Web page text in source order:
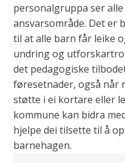
personalgruppa ser
ansvarsområde. Det er
til at alle barn får leike
undring og
det pedagogiske
føresetnader, også når
støtte i ei kortare eller
kommune kan bidra
hjelpe dei tilsette til å
barnehagen.